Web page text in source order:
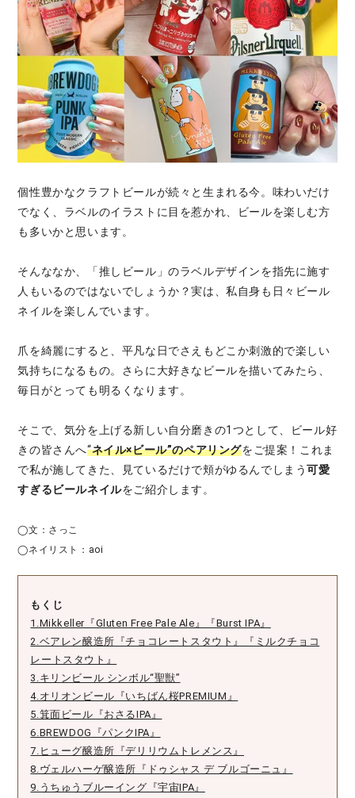
個性豊かなクラフトビールが続々と生まれる今。味わいだけ
でなく、ラベルのイラストに目を惹かれ、ビールを楽しむ方
も多いかと思います。
そんななか、「推しビール」のラベルデザインを指先に施す
人もいるのではないでしょうか？実は、私自身も日々ビール
ネイルを楽しんでいます。
爪を綺麗にすると、平凡な日でさえもどこか刺激的で楽しい
気持ちになるもの。さらに大好きなビールを描いてみたら、
毎日がとっても明るくなります。
そこで、気分を上げる新しい自分磨きの1つとして、ビール好
きの皆さんへ“ネイル×ビール”のペアリングをご提案！これま
で私が施してきた、見ているだけで頬がゆるんでしまう可愛
すぎるビールネイルをご紹介します。
◯文：さっこ
◯ネイリスト：aoi
もくじ
1.Mikkeller『Gluten Free Pale Ale』『Burst IPA』
2.ベアレン醸造所『チョコレートスタウト』『ミルクチョコ
レートスタウト』
3.キリンビール シンボル“聖獣”
4.オリオンビール『いちばん桜PREMIUM』
5.箕面ビール『おさるIPA』
6.BREWDOG『パンクIPA』
7.ヒューグ醸造所『デリリウムトレメンス』
8.ヴェルハーゲ醸造所『ドゥシャス デ ブルゴーニュ』
9.うちゅうブルーイング『宇宙IPA』